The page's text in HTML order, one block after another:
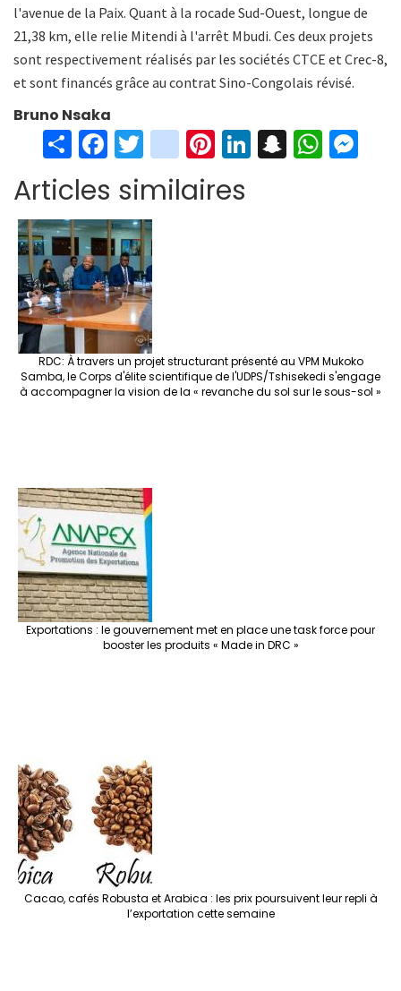
l'avenue de la Paix. Quant à la rocade Sud-Ouest, longue de
21,38 km, elle relie Mitendi à l'arrêt Mbudi. Ces deux projets
sont respectivement réalisés par les sociétés CTCE et Crec-8,
et sont financés grâce au contrat Sino-Congolais révisé.
Bruno Nsaka
S
h
ar
e
Fa
ce
b
o
o
k
T
wi
tt
er
in
st
ag
Pi
er
Li S W
Articles similaires
RDC: À travers un projet structurant présenté au VPM Mukoko
Samba, le Corps d'élite scientifique de l'UDPS/Tshisekedi s'engage
à accompagner la vision de la « revanche du sol sur le sous-sol »
Exportations : le gouvernement met en place une task force pour
booster les produits « Made in DRC »
Cacao, cafés Robusta et Arabica : les prix poursuivent leur repli à
l’exportation cette semaine